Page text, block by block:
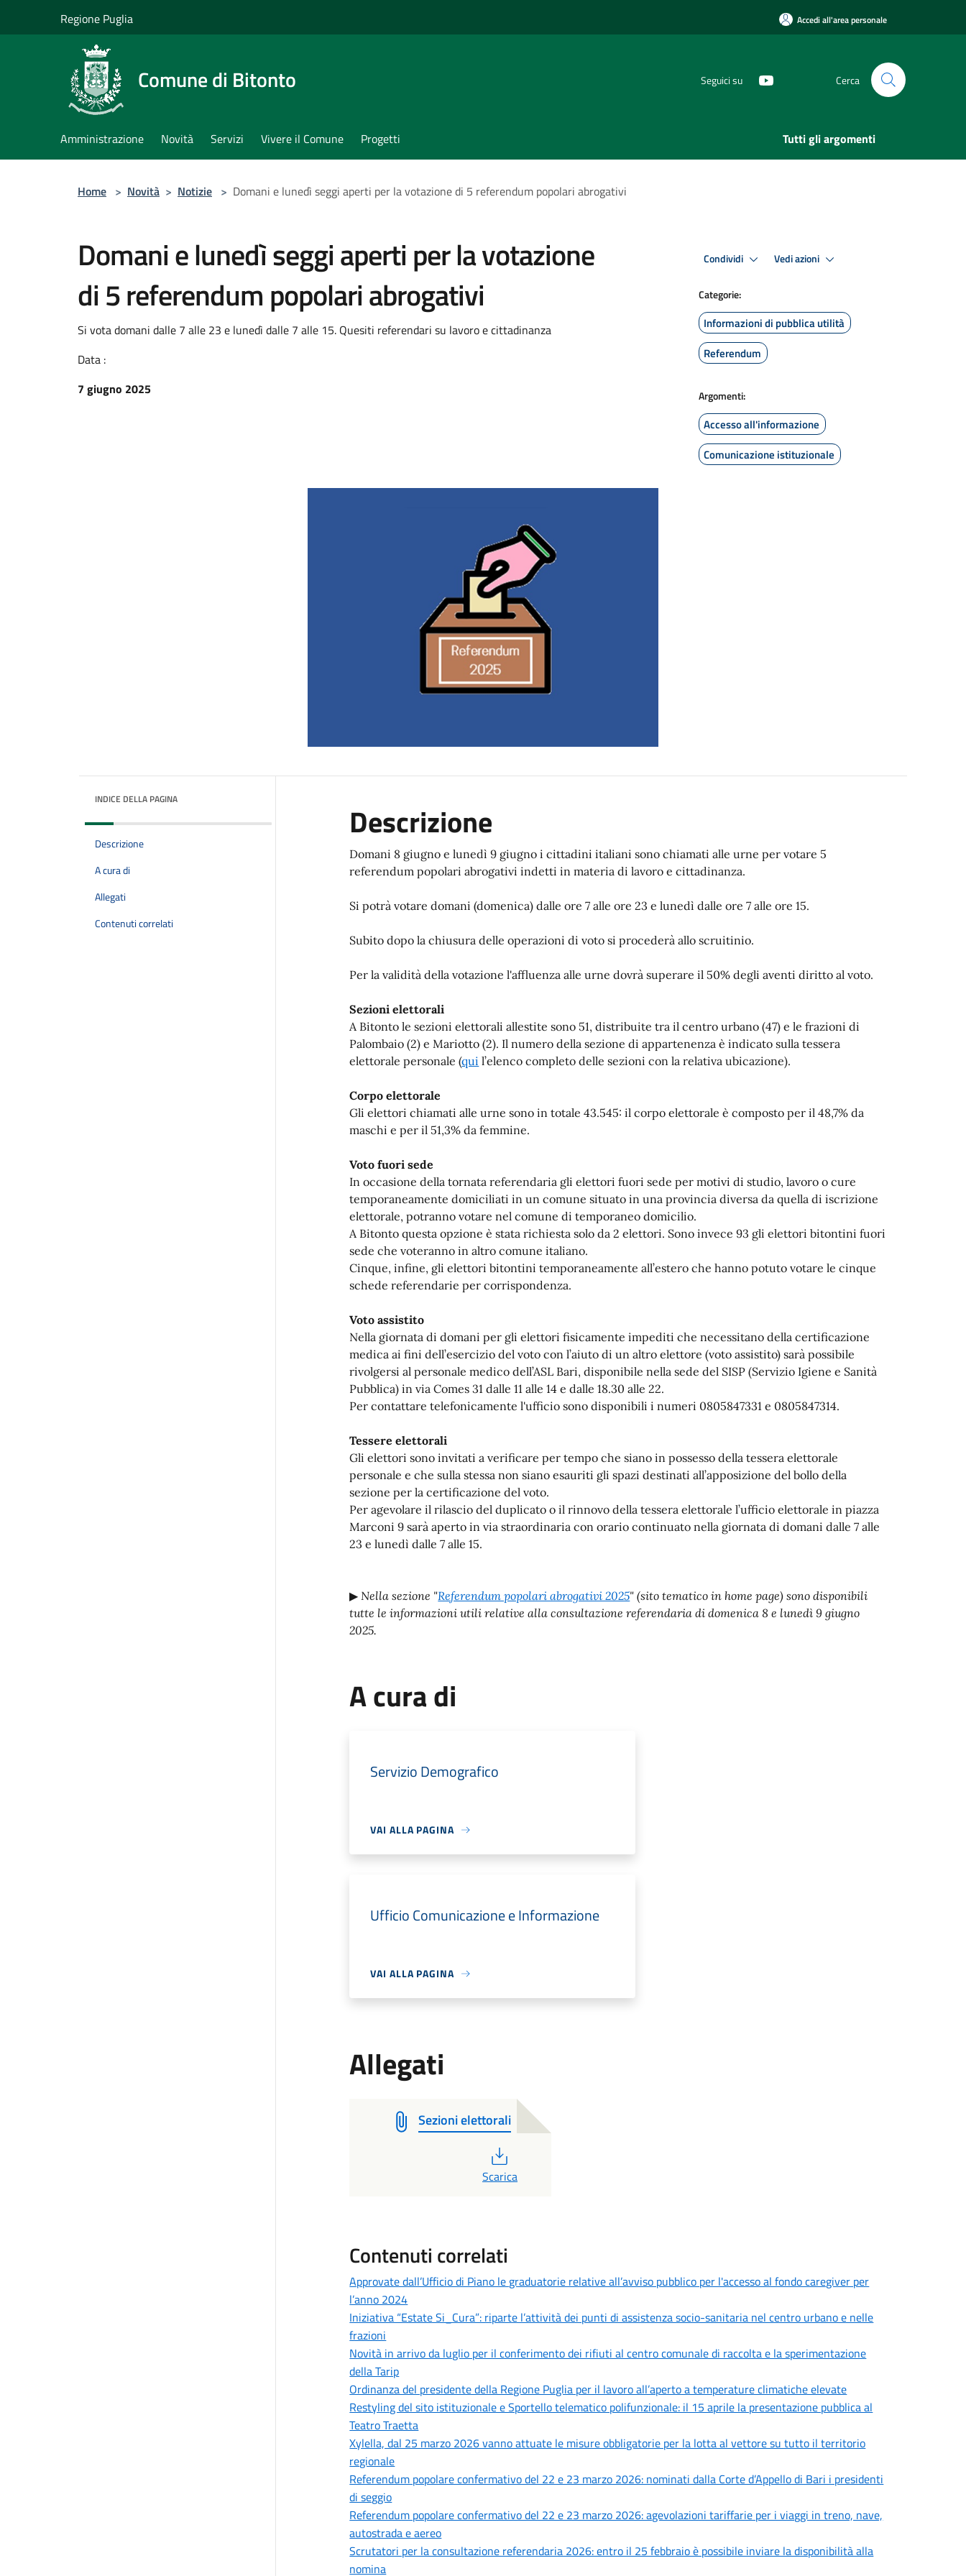
Regione Puglia Accedi all'area personale
Comune di Bitonto Seguici su Cerca
Amministrazione Novità Servizi Vivere il Comune Progetti Tutti gli argomenti
Home > Novità > Notizie > Domani e lunedì seggi aperti per la votazione di 5 referendum popolari abrogativi
Domani e lunedì seggi aperti per la votazione
di 5 referendum popolari abrogativi
Si vota domani dalle 7 alle 23 e lunedì dalle 7 alle 15. Quesiti referendari su lavoro e cittadinanza
Data :
7 giugno 2025
Condividi Vedi azioni
Categorie:
Informazioni di pubblica utilità
Referendum
Argomenti:
Accesso all'informazione
Comunicazione istituzionale
INDICE DELLA PAGINA
Descrizione
A cura di
Allegati
Contenuti correlati
Descrizione
Domani 8 giugno e lunedì 9 giugno i cittadini italiani sono chiamati alle urne per votare 5
referendum popolari abrogativi indetti in materia di lavoro e cittadinanza.
Si potrà votare domani (domenica) dalle ore 7 alle ore 23 e lunedì dalle ore 7 alle ore 15.
Subito dopo la chiusura delle operazioni di voto si procederà allo scruitinio.
Per la validità della votazione l'affluenza alle urne dovrà superare il 50% degli aventi diritto al voto.
Sezioni elettorali
A Bitonto le sezioni elettorali allestite sono 51, distribuite tra il centro urbano (47) e le frazioni di
Palombaio (2) e Mariotto (2). Il numero della sezione di appartenenza è indicato sulla tessera
elettorale personale (qui l’elenco completo delle sezioni con la relativa ubicazione).
Corpo elettorale
Gli elettori chiamati alle urne sono in totale 43.545: il corpo elettorale è composto per il 48,7% da
maschi e per il 51,3% da femmine.
Voto fuori sede
In occasione della tornata referendaria gli elettori fuori sede per motivi di studio, lavoro o cure
temporaneamente domiciliati in un comune situato in una provincia diversa da quella di iscrizione
elettorale, potranno votare nel comune di temporaneo domicilio.
A Bitonto questa opzione è stata richiesta solo da 2 elettori. Sono invece 93 gli elettori bitontini fuori
sede che voteranno in altro comune italiano.
Cinque, infine, gli elettori bitontini temporaneamente all’estero che hanno potuto votare le cinque
schede referendarie per corrispondenza.
Voto assistito
Nella giornata di domani per gli elettori fisicamente impediti che necessitano della certificazione
medica ai fini dell’esercizio del voto con l’aiuto di un altro elettore (voto assistito) sarà possibile
rivolgersi al personale medico dell’ASL Bari, disponibile nella sede del SISP (Servizio Igiene e Sanità
Pubblica) in via Comes 31 dalle 11 alle 14 e dalle 18.30 alle 22.
Per contattare telefonicamente l'ufficio sono disponibili i numeri 0805847331 e 0805847314.
Tessere elettorali
Gli elettori sono invitati a verificare per tempo che siano in possesso della tessera elettorale
personale e che sulla stessa non siano esauriti gli spazi destinati all’apposizione del bollo della
sezione per la certificazione del voto.
Per agevolare il rilascio del duplicato o il rinnovo della tessera elettorale l’ufficio elettorale in piazza
Marconi 9 sarà aperto in via straordinaria con orario continuato nella giornata di domani dalle 7 alle
23 e lunedì dalle 7 alle 15.
▶Nella sezione "Referendum popolari abrogativi 2025" (sito tematico in home page) sono disponibili
tutte le informazioni utili relative alla consultazione referendaria di domenica 8 e lunedì 9 giugno
2025.
A cura di
Servizio Demografico
VAI ALLA PAGINA
Ufficio Comunicazione e Informazione
VAI ALLA PAGINA
Allegati
Sezioni elettorali
Scarica
Contenuti correlati
Approvate dall’Ufficio di Piano le graduatorie relative all’avviso pubblico per l'accesso al fondo caregiver per
l’anno 2024
Iniziativa “Estate Si_Cura”: riparte l’attività dei punti di assistenza socio-sanitaria nel centro urbano e nelle
frazioni
Novità in arrivo da luglio per il conferimento dei rifiuti al centro comunale di raccolta e la sperimentazione
della Tarip
Ordinanza del presidente della Regione Puglia per il lavoro all’aperto a temperature climatiche elevate
Restyling del sito istituzionale e Sportello telematico polifunzionale: il 15 aprile la presentazione pubblica al
Teatro Traetta
Xylella, dal 25 marzo 2026 vanno attuate le misure obbligatorie per la lotta al vettore su tutto il territorio
regionale
Referendum popolare confermativo del 22 e 23 marzo 2026: nominati dalla Corte d’Appello di Bari i presidenti
di seggio
Referendum popolare confermativo del 22 e 23 marzo 2026: agevolazioni tariffarie per i viaggi in treno, nave,
autostrada e aereo
Scrutatori per la consultazione referendaria 2026: entro il 25 febbraio è possibile inviare la disponibilità alla
nomina